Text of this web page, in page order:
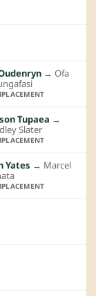
→︎ Ofa
Tupaea →︎
Slater
Yates →︎ Marcel